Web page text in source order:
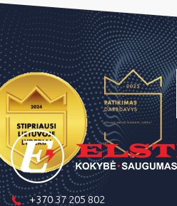
+370 37 205 802